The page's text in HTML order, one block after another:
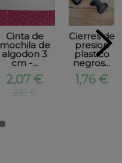
Cinta de
mochila de
algodon 3
cm -...
2,07 €
2,12 €
Cierres de
presion
plastico
negros...
1,76 €